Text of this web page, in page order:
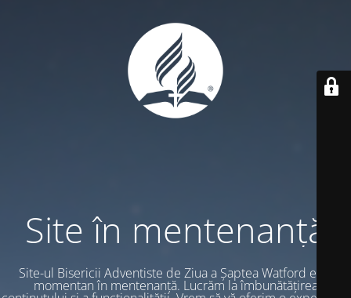
Site în mentenanță
Site-ul Bisericii Adventiste de Ziua a Șaptea Watford este
momentan în mentenanță. Lucrăm la îmbunătățirea